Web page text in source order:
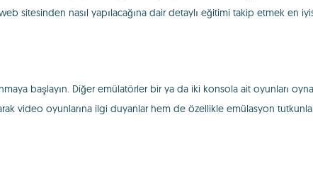
sitesinden nasıl yapılacağına dair detaylı eğitimi takip etmek en
başlayın. Diğer emülatörler bir ya da iki konsola ait oyunları
video oyunlarına ilgi duyanlar hem de özellikle emülasyon